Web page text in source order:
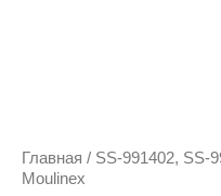
Главная / SS-991402, SS-
Moulinex